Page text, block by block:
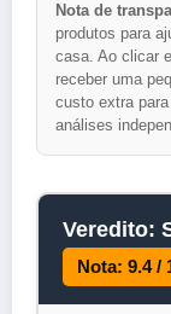
Nota de
produtos para
casa. Ao clicar
receber uma
custo extra
análises
Veredito:
Nota: 9.4 /